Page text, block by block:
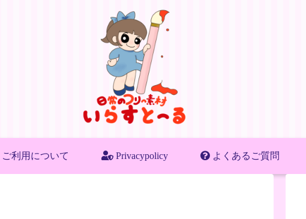
ご利用について Privacypolicy よくあるご質問